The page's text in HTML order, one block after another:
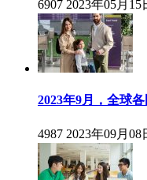
6907 2023年05月15
2023年9月，全球
4987 2023年09月08